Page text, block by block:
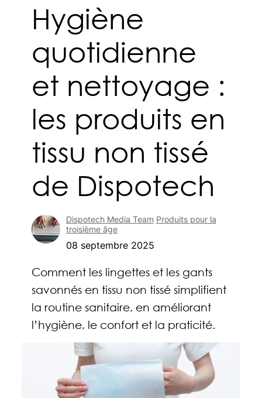
Hygiène
quotidienne
et nettoyage :
les produits en
tissu non tissé
de Dispotech
Dispotech Media Team Produits pour la
troisième âge
08 septembre 2025
Comment les lingettes et les gants
savonnés en tissu non tissé simplifient
la routine sanitaire, en améliorant
l’hygiène, le confort et la praticité.